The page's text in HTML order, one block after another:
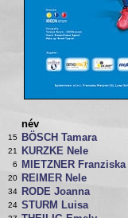
név
15 BÖSCH Tamara
21 KURZKE Nele
6 MIETZNER Franziska
20 REIMER Nele
34 RODE Joanna
24 STURM Luisa